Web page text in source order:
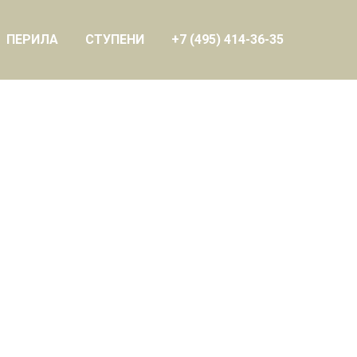
ПЕРИЛА СТУПЕНИ +7 (495) 414-36-35